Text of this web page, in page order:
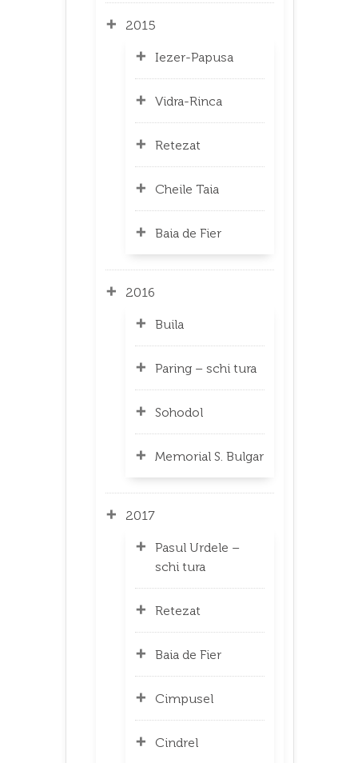
2015
Iezer-Papusa
Vidra-Rinca
Retezat
Cheile Taia
Baia de Fier
2016
Buila
Paring – schi tura
Sohodol
Memorial S. Bulgar
2017
Pasul Urdele –
schi tura
Retezat
Baia de Fier
Cimpusel
Cindrel